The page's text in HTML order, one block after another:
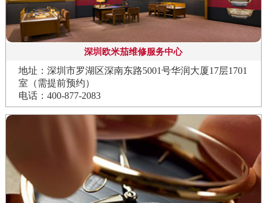
深圳欧米茄维修服务中心
地址：深圳市罗湖区深南东路5001号华润大厦17层1701
室（需提前预约）
电话：400-877-2083